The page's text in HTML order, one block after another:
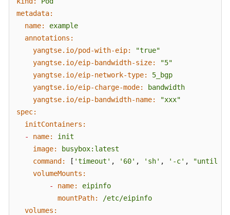
持
区
域
metadata:
name:
example
annotations:
yangtse.io/pod-with-eip:
"true"
yangtse.io/eip-bandwidth-size:
"5"
yangtse.io/eip-network-type:
5_bgp
yangtse.io/eip-charge-mode:
bandwidth
yangtse.io/eip-bandwidth-name:
"xxx"
spec:
initContainers:
-
name:
init
image:
busybox:latest
command:
[ 'timeout' , '60' , 'sh' , '-c' ,
"until
volumeMounts:
-
name:
eipinfo
mountPath:
/etc/eipinfo
volumes: